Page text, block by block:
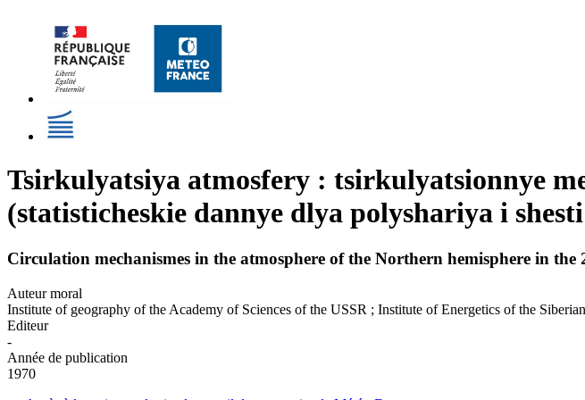
Tsirkulyatsiya atmosfery : tsirkulyatsionnye
(statisticheskie dannye dlya polyshariya i
Circulation mechanismes in the atmosphere of the Northern hemisphere in
Auteur moral
Institute of geography of the Academy of Sciences of the USSR ; Institute of Energetics of the
Editeur
-
Année de publication
1970